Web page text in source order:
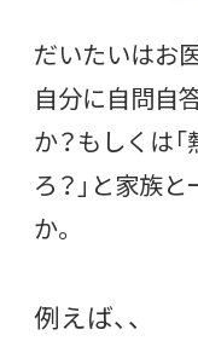
だいたいはお
自分に自問自
か？もしくは
ろ？」と家族
か。
例えば、、